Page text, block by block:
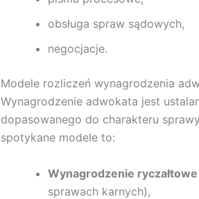
obsługa spraw sądowych,
negocjacje.
Modele rozliczeń wynagrodzenia
Wynagrodzenie adwokata jest
dopasowanego do charakteru
spotykane modele to:
Wynagrodzenie ryczałtowe
sprawach karnych),